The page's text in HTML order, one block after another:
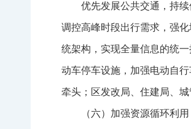
优先发展公共交通，持
调控高峰时段出行需求，强
统架构，实现全量信息的统
动车停车设施，加强电动自
牵头；区发改局、住建局、
（六）加强资源循环利